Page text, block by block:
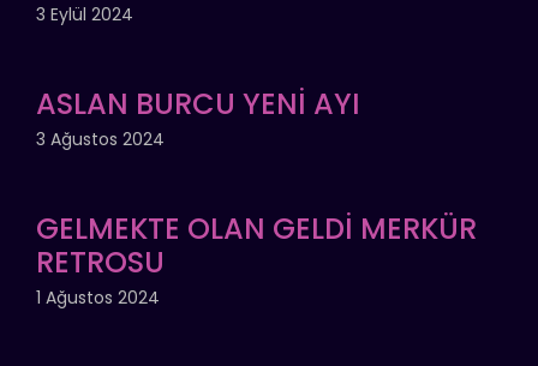
3 Eylül 2024
ASLAN BURCU YENİ AYI
3 Ağustos 2024
GELMEKTE OLAN GELDİ MERKÜR
RETROSU
1 Ağustos 2024